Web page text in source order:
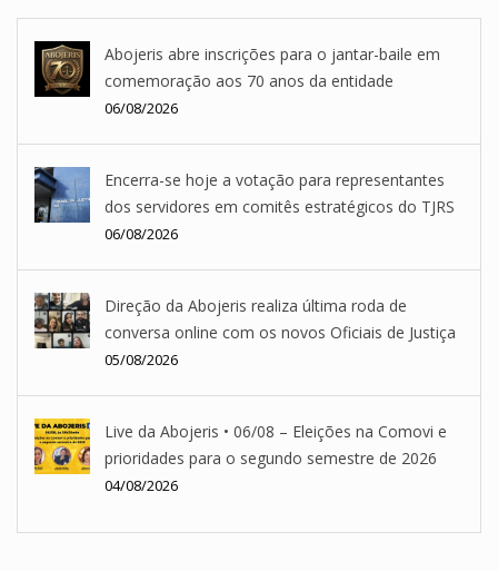
Abojeris abre inscrições para o jantar-baile em
comemoração aos 70 anos da entidade
06/08/2026
Encerra-se hoje a votação para representantes
dos servidores em comitês estratégicos do TJRS
06/08/2026
Direção da Abojeris realiza última roda de
conversa online com os novos Oficiais de Justiça
05/08/2026
Live da Abojeris • 06/08 – Eleições na Comovi e
prioridades para o segundo semestre de 2026
04/08/2026